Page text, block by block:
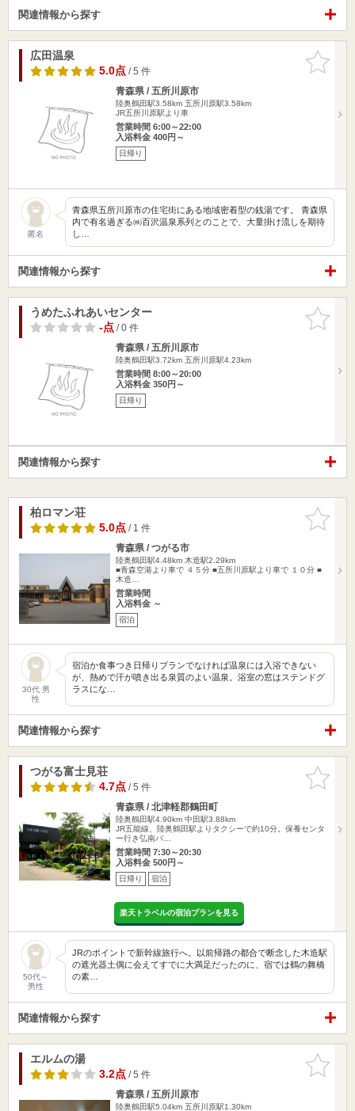
関連情報から探す
お気に入
りに追加
広田温泉
5.0点/ 5 件
青森県 / 五所川原市
陸奥鶴田駅3.58km 五所川原駅3.58km
JR五所川原駅より車
営業時間 6:00～22:00
入浴料金 400円～
日帰り
匿名
青森県五所川原市の住宅街にある地域密着型の銭湯です。 青森県
内で有名過ぎる㈱百沢温泉系列とのことで、大量掛け流しを期待
し…
関連情報から探す
お気に入
りに追加
うめたふれあいセンター
-点/ 0 件
青森県 / 五所川原市
陸奥鶴田駅3.72km 五所川原駅4.23km
営業時間 8:00～20:00
入浴料金 350円～
日帰り
関連情報から探す
お気に入
りに追加
柏ロマン荘
5.0点/ 1 件
青森県 / つがる市
陸奥鶴田駅4.48km 木造駅2.29km
■青森空港より車で ４５分 ■五所川原駅より車で １０分 ■
木造…
営業時間
入浴料金 ～
宿泊
30代 男
性
宿泊か食事つき日帰りプランでなければ温泉には入浴できない
が、熱めで汗が噴き出る泉質のよい温泉。浴室の窓はステンドグ
ラスにな…
関連情報から探す
お気に入
りに追加
つがる富士見荘
4.7点/ 5 件
青森県 / 北津軽郡鶴田町
陸奥鶴田駅4.90km 中田駅3.88km
JR五能線、陸奥鶴田駅よりタクシーで約10分。保養センタ
ー行き弘南バ…
営業時間 7:30～20:30
入浴料金 500円～
日帰り 宿泊
楽天トラベルの宿泊プランを見る
50代～
男性
JRのポイントで新幹線旅行へ。以前帰路の都合で断念した木造駅
の遮光器土偶に会えてすでに大満足だったのに、宿では鶴の舞橋
の素…
関連情報から探す
お気に入
りに追加
エルムの湯
3.2点/ 5 件
青森県 / 五所川原市
陸奥鶴田駅5.04km 五所川原駅1.30km